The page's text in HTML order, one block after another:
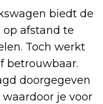
biedt de
afstand te
Toch werkt
betrouwbaar.
doorgegeven
je voor